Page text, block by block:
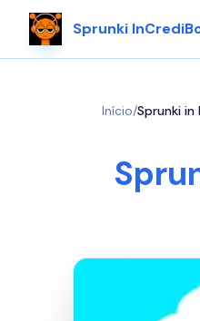
Sprunki
Início/Sprunki